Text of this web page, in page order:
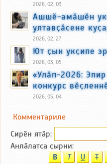
2026, 02, 03
Ашшӗ-амӑшӗн
ултавҫӑсене
2026, 02, 27
Ют ҫын укҫипе
2026, 03, 05
«Улӑп-2026:
конкурс
2026, 05, 04
Комментариле
Сирӗн ятӑp:
Анлӑлатса ҫырни:
B T U T